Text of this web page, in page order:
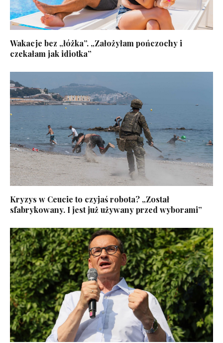
Wakacje bez „łóżka”. „Założyłam pończochy i
czekałam jak idiotka”
Kryzys w Ceucie to czyjaś robota? „Został
sfabrykowany. I jest już używany przed wyborami”